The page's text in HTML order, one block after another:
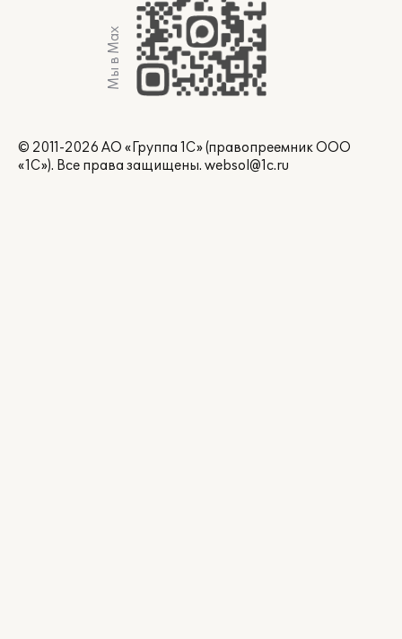
Мы в Max
© 2011-2026 АО «Группа 1С» (правопреемник ООО
«1С»). Все права защищены. websol@1c.ru